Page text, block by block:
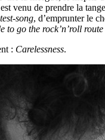
venu de prendre la
song, d’emprunter le
to go the rock’n’roll route
: Carelessness.